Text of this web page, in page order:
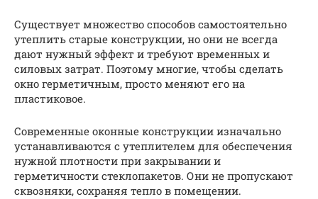
Существует множество способов самостоятельно
утеплить старые конструкции, но они не всегда
дают нужный эффект и требуют временных и
силовых затрат. Поэтому многие, чтобы сделать
окно герметичным, просто меняют его на
пластиковое.
Современные оконные конструкции изначально
устанавливаются с утеплителем для обеспечения
нужной плотности при закрывании и
герметичности стеклопакетов. Они не пропускают
сквозняки, сохраняя тепло в помещении.